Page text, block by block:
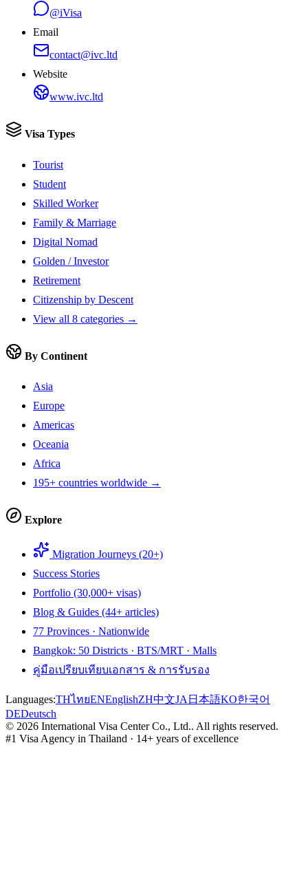
@iVisa
Email
contact@ivc.ltd
Website
www.ivc.ltd
Visa Types
Tourist
Student
Skilled Worker
Family & Marriage
Digital Nomad
Golden / Investor
Retirement
Citizenship by Descent
View all 8 categories →
By Continent
Asia
Europe
Americas
Oceania
Africa
195+ countries worldwide →
Explore
Migration Journeys (20+)
Success Stories
Portfolio (30,000+ visas)
Blog & Guides (44+ articles)
77 Provinces · Nationwide
Bangkok: 50 Districts · BTS/MRT · Malls
คู่มือเปรียบเทียบเอกสาร & การรับรอง
Languages:THไทยENEnglishZH中文JA 日本語KO한국어
DEDeutsch
© 2026 International Visa Center Co., Ltd.. All rights reserved.
#1 Visa Agency in Thailand · 14+ years of excellence